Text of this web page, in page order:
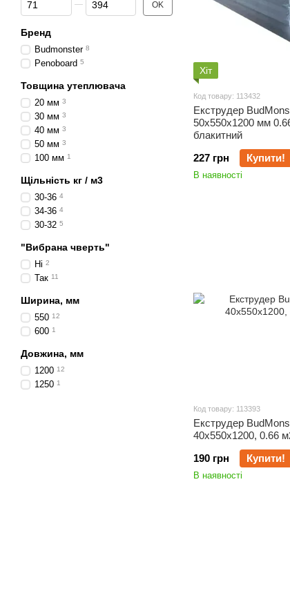
Хіт
Код товару: 113432
Екструдер
50х550х1200 мм
блакитний
227 грн
Купити!
В наявності
Код товару: 113393
Екструдер
40х550х1200, 0.66
190 грн
Купити!
В наявності
OK
Бренд
Budmonster 8
Penoboard 5
Товщина утеплювача
20 мм 3
30 мм 3
40 мм 3
50 мм 3
100 мм 1
Щільність кг / м3
30-36 4
34-36 4
30-32 5
"Вибрана чверть"
Ні 2
Так 11
Ширина, мм
550 12
600 1
Довжина, мм
1200 12
1250 1